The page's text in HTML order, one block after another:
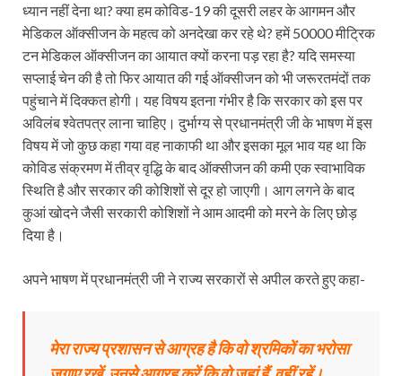
ध्यान नहीं देना था? क्या हम कोविड-19 की दूसरी लहर के आगमन और
मेडिकल ऑक्सीजन के महत्व को अनदेखा कर रहे थे? हमें 50000 मीट्रिक
टन मेडिकल ऑक्सीजन का आयात क्यों करना पड़ रहा है? यदि समस्या
सप्लाई चेन की है तो फिर आयात की गई ऑक्सीजन को भी जरूरतमंदों तक
पहुंचाने में दिक्कत होगी। यह विषय इतना गंभीर है कि सरकार को इस पर
अविलंब श्वेतपत्र लाना चाहिए। दुर्भाग्य से प्रधानमंत्री जी के भाषण में इस
विषय में जो कुछ कहा गया वह नाकाफी था और इसका मूल भाव यह था कि
कोविड संक्रमण में तीव्र वृद्धि के बाद ऑक्सीजन की कमी एक स्वाभाविक
स्थिति है और सरकार की कोशिशों से दूर हो जाएगी। आग लगने के बाद
कुआं खोदने जैसी सरकारी कोशिशों ने आम आदमी को मरने के लिए छोड़
दिया है।
अपने भाषण में प्रधानमंत्री जी ने राज्य सरकारों से अपील करते हुए कहा-
मेरा राज्य प्रशासन से आग्रह है कि वो श्रमिकों का भरोसा